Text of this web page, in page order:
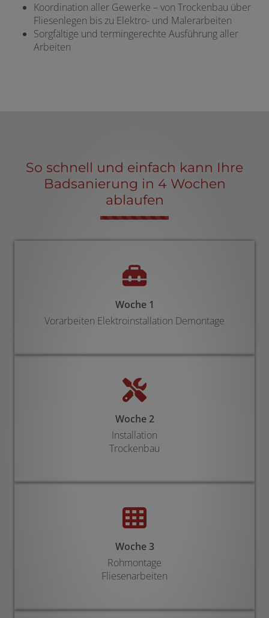
Koordination aller Gewerke – von Trockenbau über
Fliesenlegen bis zu Elektro- und Malerarbeiten
Sorgfältige und termingerechte Ausführung aller
Arbeiten
So schnell und einfach kann Ihre
Badsanierung in 4 Wochen
ablaufen
Woche 1
Vorarbeiten Elektroinstallation Demontage
Woche 2
Installation
Trockenbau
Woche 3
Rohmontage
Fliesenarbeiten